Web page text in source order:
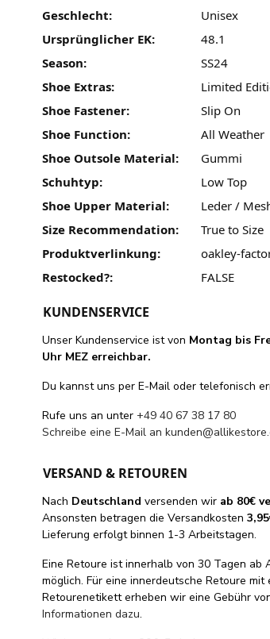
Geschlecht:
Unisex
Ursprünglicher EK:
48.1
Season:
SS24
Shoe Extras:
Limited
Shoe Fastener:
Slip On
Shoe Function:
All Weather
Shoe Outsole Material:
Gummi
Schuhtyp:
Low Top
Shoe Upper Material:
Leder /
Size Recommendation:
True to Size
Produktverlinkung:
oakley-
Restocked?:
FALSE
KUNDENSERVICE
Unser Kundenservice ist von Montag bis
Uhr MEZ erreichbar.
Du kannst uns per E-Mail oder telefonisch
Rufe uns an unter+49 40 67 38 17 80
Schreibe eine E-Mail an
VERSAND & RETOUREN
Nach Deutschland versenden wir ab 80€
Ansonsten betragen die Versandkosten
Lieferung erfolgt binnen 1-3 Arbeitstagen.
Eine Retoure ist innerhalb von 30 Tagen ab
möglich. Für eine innerdeutsche Retoure
Retourenetikett erheben wir eine Gebühr
Informationen dazu.